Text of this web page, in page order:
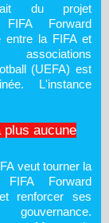
du projet
Forward
entre la FIFA et
(UEFA) est
L'instance
plus aucune
veut tourner la
Forward
renforcer ses